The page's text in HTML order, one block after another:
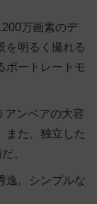
万画素のデ
を明るく撮れる
ポートレートモ
アンペアの大容
また、独立した
。
逸。シンプルな